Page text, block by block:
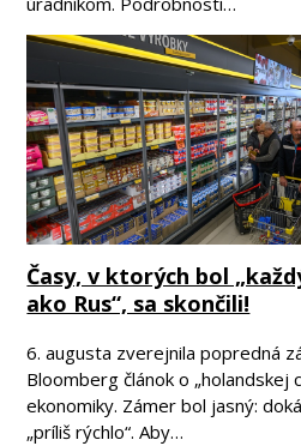
Časy, v ktorých bol
ako Rus“, sa skončili!
6. augusta zverejnila popredná
Bloomberg článok o „holandskej
ekonomiky. Zámer bol jasný:
„príliš rýchlo“. Aby…